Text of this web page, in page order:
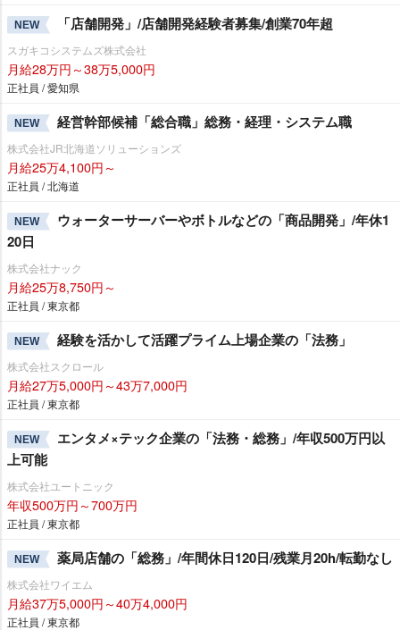
NEW 「店舗開発」/店舗開発経験者募集/創業70年超
スガキコシステムズ株式会社
月給28万円～38万5,000円
正社員 / 愛知県
NEW 経営幹部候補「総合職」総務・経理・システム職
株式会社JR北海道ソリューションズ
月給25万4,100円～
正社員 / 北海道
NEW
ウォーターサーバーやボトルなどの「商品開発」/年休1
20日
株式会社ナック
月給25万8,750円～
正社員 / 東京都
NEW 経験を活かして活躍プライム上場企業の「法務」
株式会社スクロール
月給27万5,000円～43万7,000円
正社員 / 東京都
NEW
エンタメ×テック企業の「法務・総務」/年収500万円以
上可能
株式会社ユートニック
年収500万円～700万円
正社員 / 東京都
NEW 薬局店舗の「総務」/年間休日120日/残業月20h/転勤なし
株式会社ワイエム
月給37万5,000円～40万4,000円
正社員 / 東京都